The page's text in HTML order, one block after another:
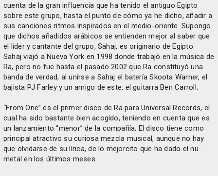
cuenta de la gran influencia que ha tenido el antiguo Egipto
sobre este grupo, hasta el punto de cómo ya he dicho, añadir a
sus canciones ritmos inspirados en el medio-oriente. Supongo
que dichos añadidos arábicos se entienden mejor al saber que
el líder y cantante del grupo, Sahaj, es originario de Egipto.
Sahaj viajó a Nueva York en 1998 donde trabajó en la música de
Ra, pero no fue hasta el pasado 2002 que Ra constituyó una
banda de verdad, al unirse a Sahaj el batería Skoota Warner, el
bajista PJ Farley y un amigo de este, el guitarra Ben Carroll.
“From One” es el primer disco de Ra para Universal Records, el
cual ha sido bastante bien acogido, teniendo en cuenta que es
un lanzamiento “menor” de la compañía. El disco tiene como
principal atractivo su curiosa mezcla musical, aunque no hay
que olvidarse de su lírica, de lo mejorcito que ha dado el nü-
metal en los últimos meses.